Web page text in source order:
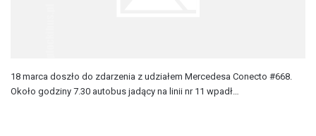
18 marca doszło do zdarzenia z udziałem Mercedesa Conecto #668.
Około godziny 7.30 autobus jadący na linii nr 11 wpadł…